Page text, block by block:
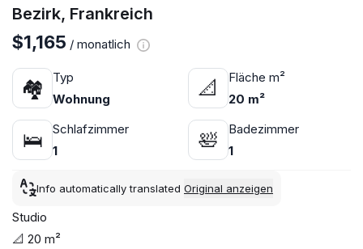
Bezirk, Frankreich
$1,165 / monatlich
🏘
Typ
Wohnung
📐
Fläche m²
20 m²
🛌
Schlafzimmer
1
🛀
Badezimmer
1
Info automatically translated Original anzeigen
Studio
📐 20 m²